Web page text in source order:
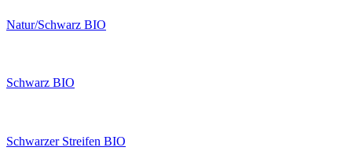
Natur/Schwarz BIO
Schwarz BIO
Schwarzer Streifen BIO